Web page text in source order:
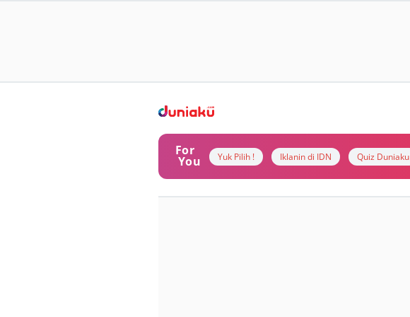
For
You Yuk Pilih ! Iklanin di IDN Quiz Duniaku